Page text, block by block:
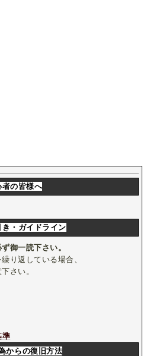
者の皆様へ
・ガイドライン
御一読下さい。
り返している場合、
さい。
準
からの復旧方法